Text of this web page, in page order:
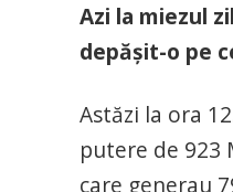
Azi la miezul
depășit-o pe
Astăzi la ora
putere de 923
care generau